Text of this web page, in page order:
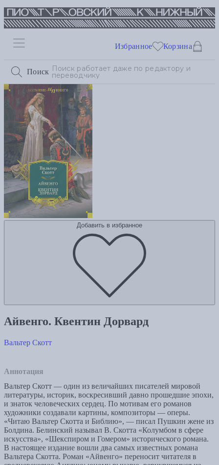
Поиск
Избранное Корзина
Добавить в избранное
Айвенго. Квентин Дорвард
Вальтер Скотт
Аннотация
Вальтер Скотт — один из величайших писателей мировой
литературы, историк, воскресивший давно прошедшие эпохи,
и знаток человеческих сердец. По мотивам его романов
художники создавали картины, композиторы — оперы.
«Читаю Вальтер Скотта и Библию», — писал Пушкин жене из
Болдина. Белинский называл В. Скотта «Колумбом в сфере
искусства», «Шекспиром и Гомером» исторического романа.
В настоящее издание вошли два самых известных романа
Вальтера Скотта. Роман «Айвенго» переносит читателя в